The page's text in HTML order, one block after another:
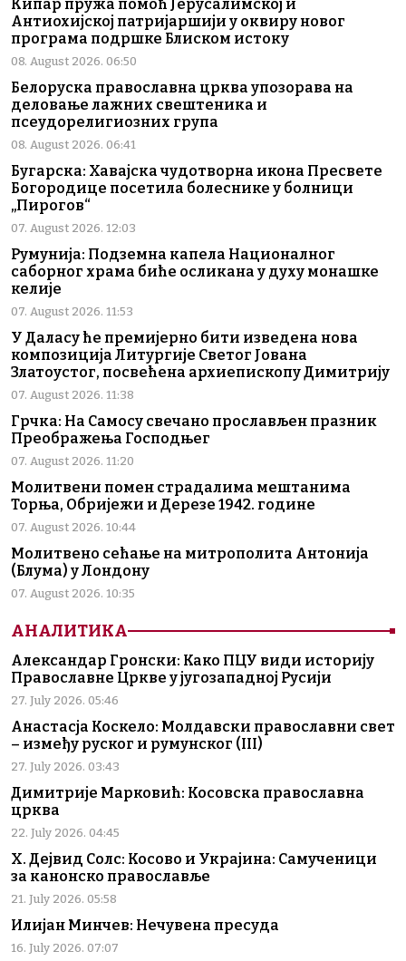
Кипар пружа помоћ Јерусалимској и
Антиохијској патријаршији у оквиру новог
програма подршке Блиском истоку
08. August 2026. 06:50
Белоруска православна црква упозорава на
деловање лажних свештеника и
псеудорелигиозних група
08. August 2026. 06:41
Бугарска: Хавајска чудотворна икона Пресвете
Богородице посетила болеснике у болници
„Пирогов“
07. August 2026. 12:03
Румунија: Подземна капела Националног
саборног храма биће осликана у духу монашке
келије
07. August 2026. 11:53
У Даласу ће премијерно бити изведена нова
композиција Литургије Светог Јована
Златоустог, посвећена архиепископу Димитрију
07. August 2026. 11:38
Грчка: На Самосу свечано прослављен празник
Преображења Господњег
07. August 2026. 11:20
Молитвени помен страдалима мештанима
Торња, Обријежи и Дерезе 1942. године
07. August 2026. 10:44
Молитвено сећање на митрополита Антонија
(Блума) у Лондону
07. August 2026. 10:35
АНАЛИТИКА
Александар Гронски: Како ПЦУ види историју
Православне Цркве у југозападној Русији
27. July 2026. 05:46
Анастасја Коскело: Молдавски православни свет
– између руског и румунског (III)
27. July 2026. 03:43
Димитрије Марковић: Косовска православна
црква
22. July 2026. 04:45
Х. Дејвид Солс: Косово и Украјина: Самученици
за канонско православље
21. July 2026. 05:58
Илијан Минчев: Нечувена пресуда
16. July 2026. 07:07